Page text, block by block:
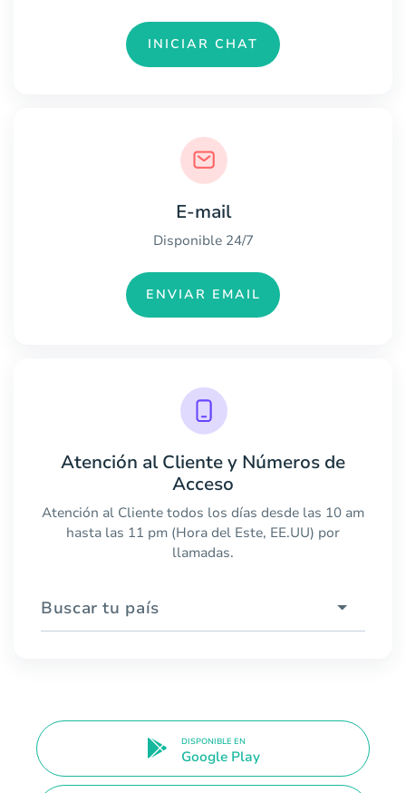
INICIAR CHAT
E-mail
Disponible 24/7
ENVIAR EMAIL
Atención al Cliente y Números de
Acceso
Atención al Cliente todos los días desde las 10 am
hasta las 11 pm (Hora del Este, EE.UU) por
llamadas.
Buscar tu país
DISPONIBLE EN
Google Play